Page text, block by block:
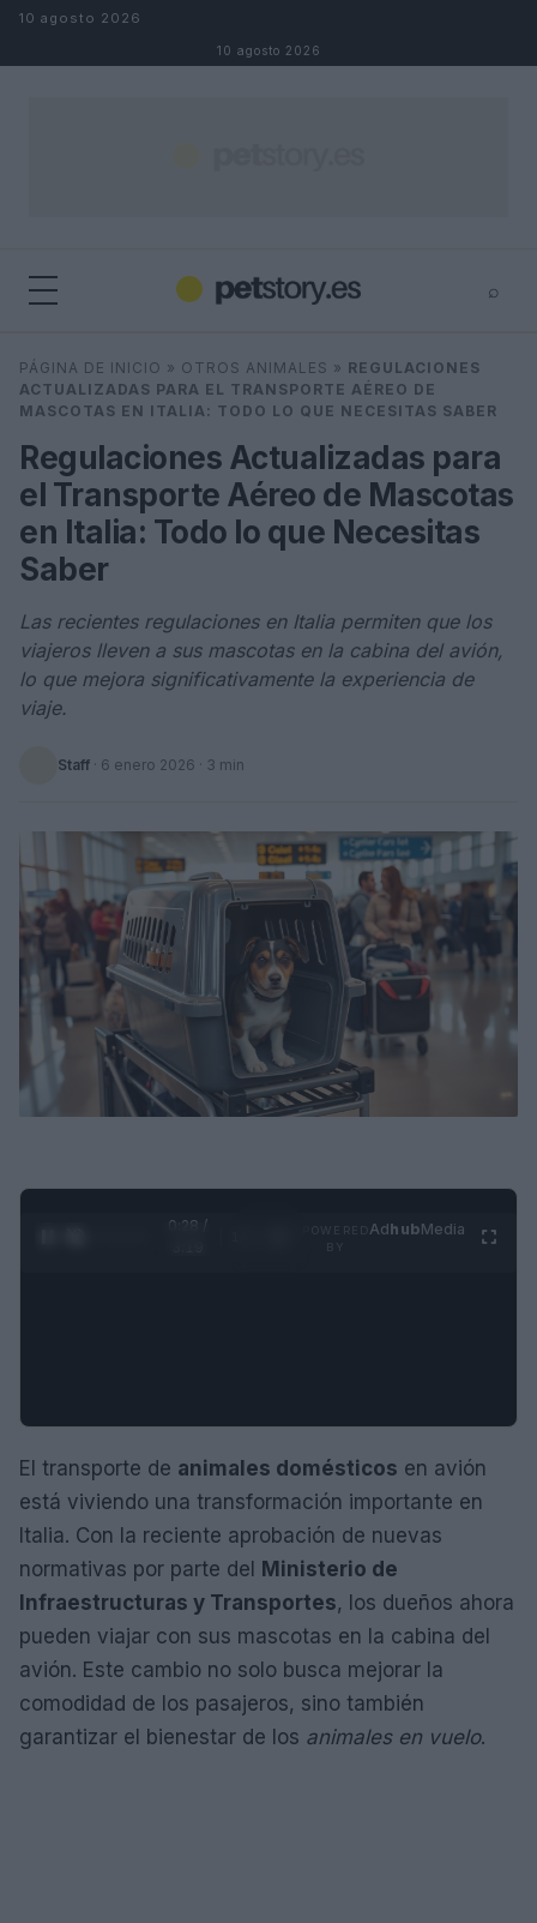
Saltar al contenido
10 agosto 2026
10 agosto 2026
⌕
Buscar ⌕
PÁGINA DE INICIO » OTROS ANIMALES » REGULACIONES
ACTUALIZADAS PARA EL TRANSPORTE AÉREO DE
MASCOTAS EN ITALIA: TODO LO QUE NECESITAS SABER
Regulaciones Actualizadas para
el Transporte Aéreo de Mascotas
en Italia: Todo lo que Necesitas
Saber
Las recientes regulaciones en Italia permiten que los
viajeros lleven a sus mascotas en la cabina del avión,
lo que mejora significativamente la experiencia de
viaje.
Staff · 6 enero 2026 · 3 min
0:29 /
AdhubMedia
El transporte de animales domésticos en avión
está viviendo una transformación importante en
Italia. Con la reciente aprobación de nuevas
normativas por parte del Ministerio de
Infraestructuras y Transportes, los dueños ahora
pueden viajar con sus mascotas en la cabina del
avión. Este cambio no solo busca mejorar la
comodidad de los pasajeros, sino también
garantizar el bienestar de los animales en vuelo.